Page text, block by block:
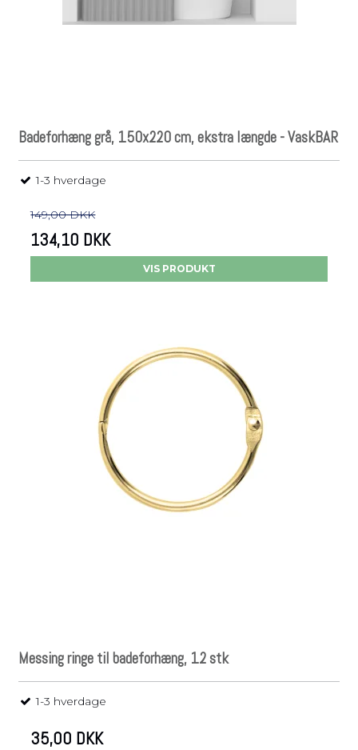
Badeforhæng grå, 150x220 cm, ekstra længde - VaskBAR
1-3 hverdage
149,00 DKK
134,10 DKK
VIS PRODUKT
Messing ringe til badeforhæng, 12 stk
1-3 hverdage
35,00 DKK